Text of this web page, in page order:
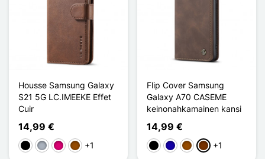
Housse Samsung Galaxy
S21 5G LC.IMEEKE Effet
Cuir
14,99 €
MustaHarmaaMagenta
Ruskea
+1
Flip Cover Samsung
Galaxy A70 CASEME
keinonahkamainen kansi
14,99 €
MustaBleu Foncé
Ruskea
Café+1